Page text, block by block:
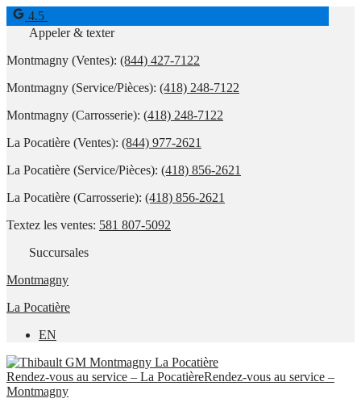
4.5
Appeler & texter
Montmagny (Ventes): (844) 427-7122
Montmagny (Service/Pièces): (418) 248-7122
Montmagny (Carrosserie): (418) 248-7122
La Pocatière (Ventes): (844) 977-2621
La Pocatière (Service/Pièces): (418) 856-2621
La Pocatière (Carrosserie): (418) 856-2621
Textez les ventes: 581 807-5092
Succursales
Montmagny
La Pocatière
EN
Rendez-vous au service – La PocatièreRendez-vous au service –
Montmagny